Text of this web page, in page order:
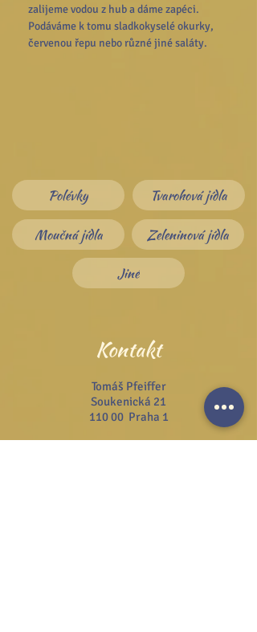
zalijeme vodou z hub a dáme zapéci.
Podáváme k tomu sladkokyselé okurky,
červenou řepu nebo různé jiné saláty.
Polévky Tvarohová jídla
Moučná jídla Zeleninová jídla
Jiné
Kontakt
Tomáš Pfeiffer
Soukenická 21
110 00 Praha 1